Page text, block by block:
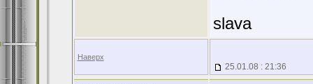
slava
Наверх
25.01.08 : 21:36